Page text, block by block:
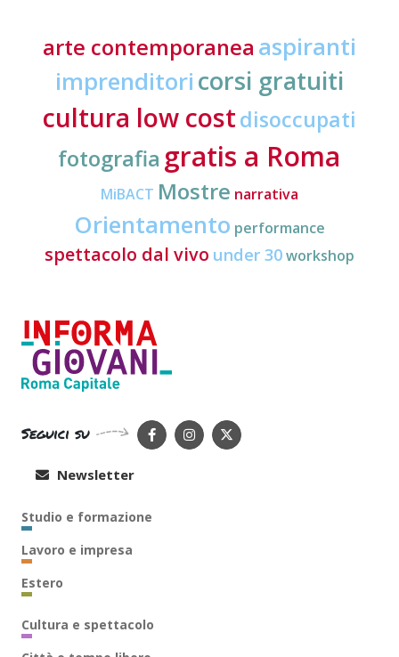
arte contemporanea aspiranti
imprenditori corsi gratuiti
cultura low costdisoccupati
fotografia gratis a Roma
MiBACT Mostre narrativa
Orientamento performance
spettacolo dal vivo under 30workshop
Seguici su
Newsletter
Studio e formazione
Lavoro e impresa
Estero
Cultura e spettacolo